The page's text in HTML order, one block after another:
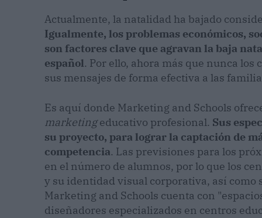
Actualmente, la natalidad ha bajado
Igualmente, los problemas económicos,
son factores clave que agravan la baja
español. Por ello, ahora más que nunca
sus mensajes de forma efectiva a las
Es aquí donde Marketing and Schools
marketingeducativo profesional. Sus
su proyecto, para lograr la captación de
competencia. Las previsiones para los
en el número de alumnos, por lo que los
y su identidad visual corporativa, así como
Marketing and Schools cuenta con
diseñadores especializados en centros